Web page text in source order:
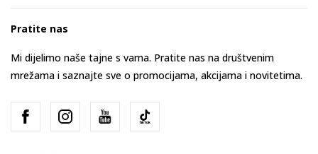
Pratite nas
Mi dijelimo naše tajne s vama. Pratite nas na društvenim
mrežama i saznajte sve o promocijama, akcijama i novitetima.